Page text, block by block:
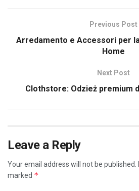
Previous Post
Arredamento e Accessori per
Home
Next Post
Clothstore: Odzież premium
Leave a Reply
Your email address will not be published.
marked *